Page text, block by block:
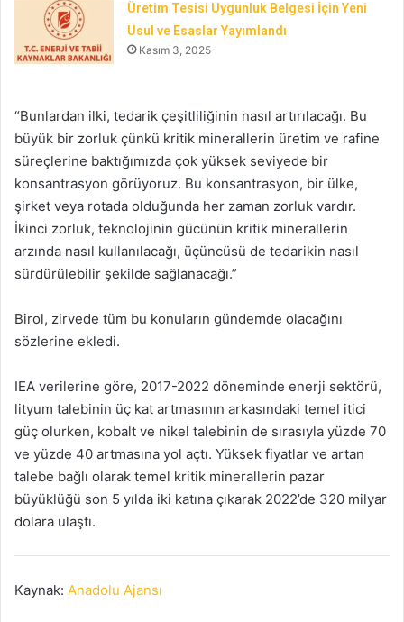
Üretim Tesisi Uygunluk Belgesi İçin Yeni
Usul ve Esaslar Yayımlandı
Kasım 3, 2025
“Bunlardan ilki, tedarik çeşitliliğinin nasıl artırılacağı. Bu
büyük bir zorluk çünkü kritik minerallerin üretim ve rafine
süreçlerine baktığımızda çok yüksek seviyede bir
konsantrasyon görüyoruz. Bu konsantrasyon, bir ülke,
şirket veya rotada olduğunda her zaman zorluk vardır.
İkinci zorluk, teknolojinin gücünün kritik minerallerin
arzında nasıl kullanılacağı, üçüncüsü de tedarikin nasıl
sürdürülebilir şekilde sağlanacağı.”
Birol, zirvede tüm bu konuların gündemde olacağını
sözlerine ekledi.
IEA verilerine göre, 2017-2022 döneminde enerji sektörü,
lityum talebinin üç kat artmasının arkasındaki temel itici
güç olurken, kobalt ve nikel talebinin de sırasıyla yüzde 70
ve yüzde 40 artmasına yol açtı. Yüksek fiyatlar ve artan
talebe bağlı olarak temel kritik minerallerin pazar
büyüklüğü son 5 yılda iki katına çıkarak 2022’de 320 milyar
dolara ulaştı.
Kaynak: Anadolu Ajansı